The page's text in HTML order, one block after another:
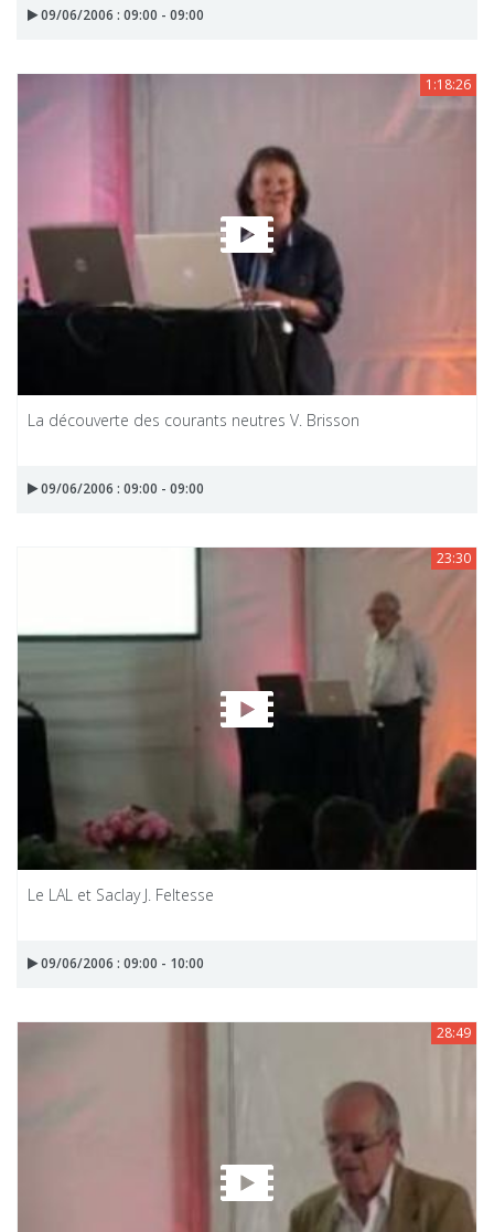
09/06/2006 : 09:00 - 09:00
1:18:26
La découverte des courants neutres V. Brisson
09/06/2006 : 09:00 - 09:00
23:30
Le LAL et Saclay J. Feltesse
09/06/2006 : 09:00 - 10:00
28:49